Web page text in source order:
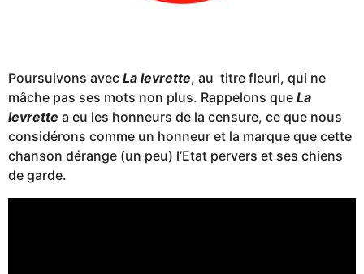
Poursuivons avec La levrette, au titre fleuri, qui ne
mâche pas ses mots non plus. Rappelons que La
levrette a eu les honneurs de la censure, ce que nous
considérons comme un honneur et la marque que cette
chanson dérange (un peu) l’Etat pervers et ses chiens
de garde.